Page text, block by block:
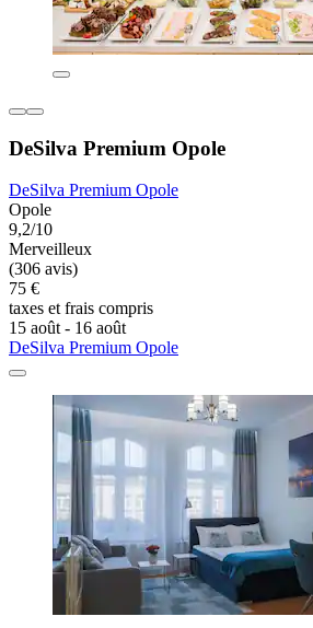
DeSilva Premium Opole
DeSilva Premium Opole
Opole
9,2/10
Merveilleux
(306 avis)
75 €
taxes et frais compris
15 août - 16 août
DeSilva Premium Opole